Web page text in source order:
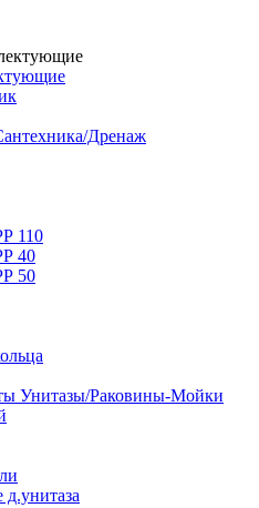
Дренаж
110
40
50
Унитазы/Раковины-Мойки